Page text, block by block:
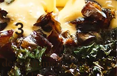
3
sammen — på